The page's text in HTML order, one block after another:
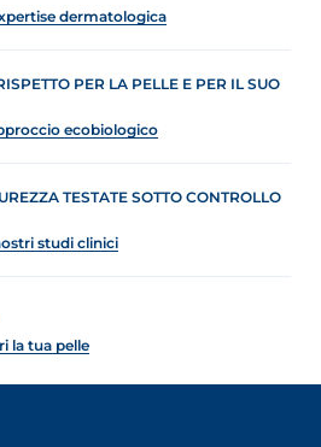
dermatologica
PER LA PELLE E PER IL SUO
ecobiologico
TESTATE SOTTO CONTROLLO
studi clinici
la tua pelle